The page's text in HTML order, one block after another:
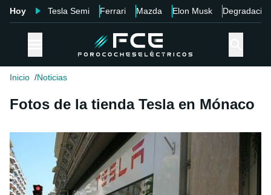
Hoy Tesla Semi Ferrari Mazda Elon Musk Degradación
Inicio Noticias
Fotos de la tienda Tesla en Mónaco